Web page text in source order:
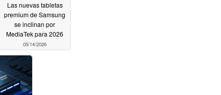
Las nuevas tabletas
premium de Samsung
se inclinan por
MediaTek para 2026
05/14/2026